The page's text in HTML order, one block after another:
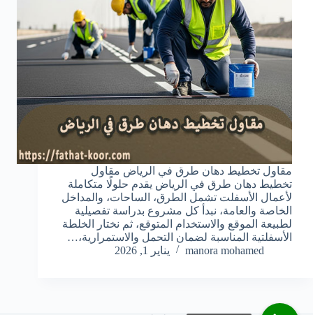
مقاول تخطيط دهان طرق في الرياض مقاول
تخطيط دهان طرق في الرياض يقدم حلولًا متكاملة
لأعمال الأسفلت تشمل الطرق، الساحات، والمداخل
الخاصة والعامة، نبدأ كل مشروع بدراسة تفصيلية
لطبيعة الموقع والاستخدام المتوقع، ثم نختار الخلطة
الأسفلتية المناسبة لضمان التحمل والاستمرارية،…
manora mohamed
يناير 1, 2026